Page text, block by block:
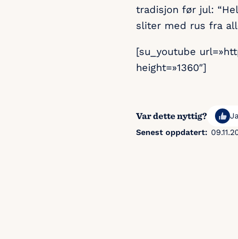
tradisjon før jul:
sliter med rus fra
[su_youtube
height=»1360″]
Var dette nyttig?
Senest oppdatert: